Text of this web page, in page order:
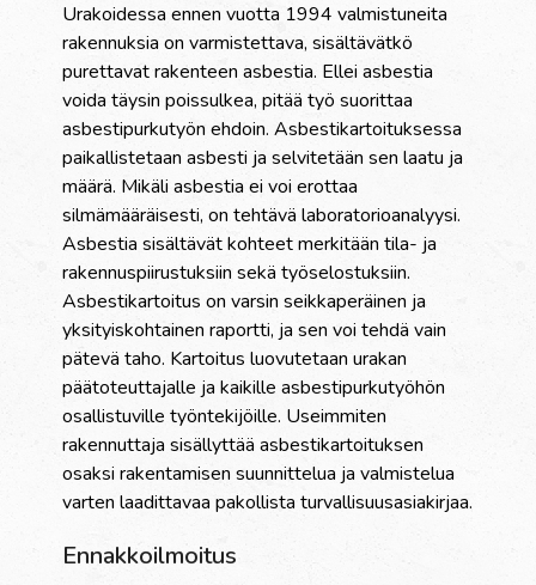
Urakoidessa ennen vuotta 1994 valmistuneita
rakennuksia on varmistettava, sisältävätkö
purettavat rakenteen asbestia. Ellei asbestia
voida täysin poissulkea, pitää työ suorittaa
asbestipurkutyön ehdoin. Asbestikartoituksessa
paikallistetaan asbesti ja selvitetään sen laatu ja
määrä. Mikäli asbestia ei voi erottaa
silmämääräisesti, on tehtävä laboratorioanalyysi.
Asbestia sisältävät kohteet merkitään tila- ja
rakennuspiirustuksiin sekä työselostuksiin.
Asbestikartoitus on varsin seikkaperäinen ja
yksityiskohtainen raportti, ja sen voi tehdä vain
pätevä taho. Kartoitus luovutetaan urakan
päätoteuttajalle ja kaikille asbestipurkutyöhön
osallistuville työntekijöille. Useimmiten
rakennuttaja sisällyttää asbestikartoituksen
osaksi rakentamisen suunnittelua ja valmistelua
varten laadittavaa pakollista turvallisuusasiakirjaa.
Ennakkoilmoitus